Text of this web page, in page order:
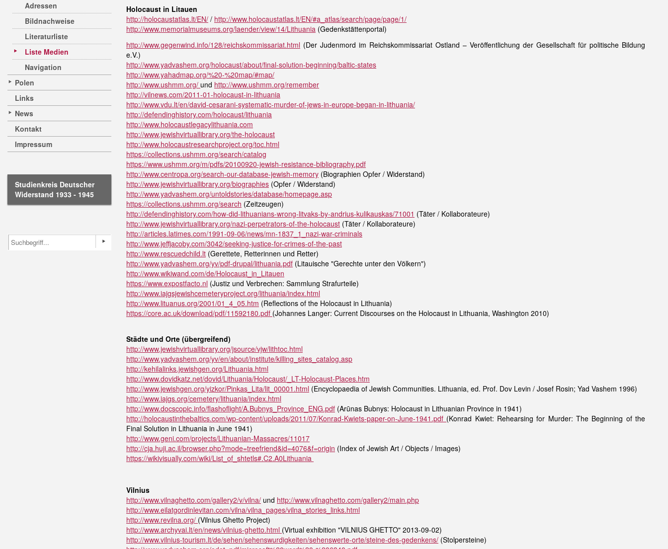
Adressen
Bildnachweise
Literaturliste
Liste Medien
Navigation
Polen
Links
News
Kontakt
Impressum
Studienkreis Deutscher
Widerstand 1933 - 1945
Holocaust in Litauen
http://holocaustatlas.lt/EN/ / http://www.holocaustatlas.lt/EN/#a_atlas/search/page/page/1/
http://www.memorialmuseums.org/laender/view/14/Lithuania (Gedenkstättenportal)
http://www.gegenwind.info/128/reichskommissariat.html (Der Judenmord im Reichskommissariat Ostland – Veröffentlichung der Gesellschaft für politische Bildung
e.V.)
http://www.yadvashem.org/holocaust/about/final-solution-beginning/baltic-states
http://www.yahadmap.org/%20-%20map/#map/
http://www.ushmm.org/ und http://www.ushmm.org/remember
http://vilnews.com/2011-01-holocaust-in-lithuania
http://www.vdu.lt/en/david-cesarani-systematic-murder-of-jews-in-europe-began-in-lithuania/
http://defendinghistory.com/holocaust/lithuania
http://www.holocaustlegacylithuania.com
http://www.jewishvirtuallibrary.org/the-holocaust
http://www.holocaustresearchproject.org/toc.html
https://collections.ushmm.org/search/catalog
https://www.ushmm.org/m/pdfs/20100920-jewish-resistance-bibliography.pdf
http://www.centropa.org/search-our-database-jewish-memory (Biographien Opfer / Widerstand)
http://www.jewishvirtuallibrary.org/biographies (Opfer / Widerstand)
http://www.yadvashem.org/untoldstories/database/homepage.asp
https://collections.ushmm.org/search (Zeitzeugen)
http://defendinghistory.com/how-did-lithuanians-wrong-litvaks-by-andrius-kulikauskas/71001 (Täter / Kollaborateure)
http://www.jewishvirtuallibrary.org/nazi-perpetrators-of-the-holocaust (Täter / Kollaborateure)
http://articles.latimes.com/1991-09-06/news/mn-1837_1_nazi-war-criminals
http://www.jeffjacoby.com/3042/seeking-justice-for-crimes-of-the-past
http://www.rescuedchild.lt (Gerettete, Retterinnen und Retter)
http://www.yadvashem.org/yv/pdf-drupal/lithuania.pdf (Litauische "Gerechte unter den Völkern")
http://www.wikiwand.com/de/Holocaust_in_Litauen
https://www.expostfacto.nl (Justiz und Verbrechen: Sammlung Strafurteile)
http://www.iajgsjewishcemeteryproject.org/lithuania/index.html
http://www.lituanus.org/2001/01_4_05.htm (Reflections of the Holocaust in Lithuania)
https://core.ac.uk/download/pdf/11592180.pdf (Johannes Langer: Current Discourses on the Holocaust in Lithuania, Washington 2010)
Städte und Orte (übergreifend)
http://www.jewishvirtuallibrary.org/jsource/vjw/lithtoc.html
http://www.yadvashem.org/yv/en/about/institute/killing_sites_catalog.asp
http://kehilalinks.jewishgen.org/Lithuania.html
http://www.dovidkatz.net/dovid/Lithuania/Holocaust/_LT-Holocaust-Places.htm
http://www.jewishgen.org/yizkor/Pinkas_Lita/lit_00001.html (Encyclopaedia of Jewish Communities. Lithuania, ed. Prof. Dov Levin / Josef Rosin; Yad Vashem 1996)
http://www.iajgs.org/cemetery/lithuania/index.html
http://www.docscopic.info/flashoflight/A.Bubnys_Province_ENG.pdf (Arūnas Bubnys: Holocaust in Lithuanian Province in 1941)
http://holocaustinthebaltics.com/wp-content/uploads/2011/07/Konrad-Kwiets-paper-on-June-1941.pdf (Konrad Kwiet: Rehearsing for Murder: The Beginning of the
Final Solution in Lithuania in June 1941)
http://www.geni.com/projects/Lithuanian-Massacres/11017
http://cja.huji.ac.il/browser.php?mode=treefriend&id=4076&f=origin (Index of Jewish Art / Objects / Images)
https://wikivisually.com/wiki/List_of_shtetls#.C2.A0Lithuania
Vilnius
http://www.vilnaghetto.com/gallery2/v/vilna/ und http://www.vilnaghetto.com/gallery2/main.php
http://www.eilatgordinlevitan.com/vilna/vilna_pages/vilna_stories_links.html
http://www.revilna.org/ (Vilnius Ghetto Project)
http://www.archyvai.lt/en/news/vilnius-ghetto.html (Virtual exhibition "VILNIUS GHETTO" 2013-09-02)
http://www.vilnius-tourism.lt/de/sehen/sehenswurdigkeiten/sehenswerte-orte/steine-des-gedenkens/ (Stolpersteine)